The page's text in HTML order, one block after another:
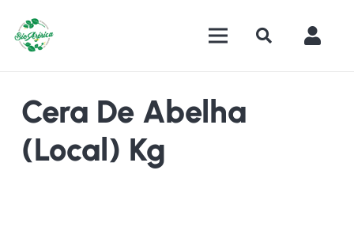
Cera De Abelha
(Local) Kg